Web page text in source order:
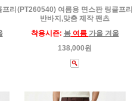
리 (PT260540) 여름용 면스판 링클프리
반바지,맞춤 제작 팬츠
착용시즌: 봄여름 가을 겨울
138,000원